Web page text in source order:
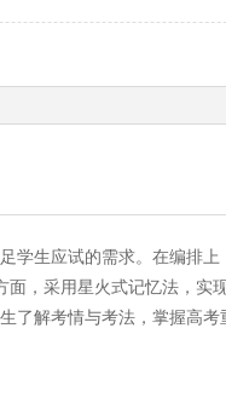
学生应试的需求。在编排
，采用星火式记忆法，实
了解考情与考法，掌握高考